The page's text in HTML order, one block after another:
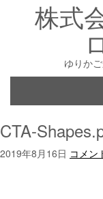
株式
ゆりか
CTA-
2019年8月16日 コメン